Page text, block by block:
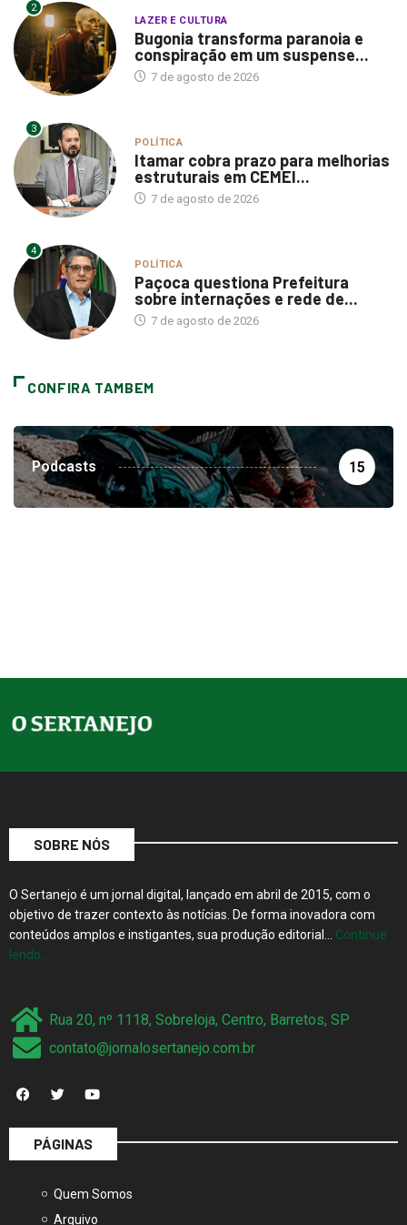
2
LAZER E CULTURA
Bugonia transforma paranoia e
conspiração em um suspense...
7 de agosto de 2026
3
POLÍTICA
Itamar cobra prazo para melhorias
estruturais em CEMEI...
7 de agosto de 2026
4
POLÍTICA
Paçoca questiona Prefeitura
sobre internações e rede de...
7 de agosto de 2026
CONFIRA TAMBEM
Podcasts 15
SOBRE NÓS
O Sertanejo é um jornal digital, lançado em abril de 2015, com o
objetivo de trazer contexto às notícias. De forma inovadora com
conteúdos amplos e instigantes, sua produção editorial… Continue
lendo…
Rua 20, nº 1118, Sobreloja, Centro, Barretos, SP
contato@jornalosertanejo.com.br
PÁGINAS
Quem Somos
Arquivo